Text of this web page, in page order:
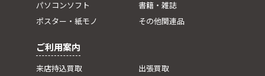
パソコンソフト
書籍・雑誌
ポスター・紙モノ
その他関連品
ご利用案内
来店持込買取
出張買取